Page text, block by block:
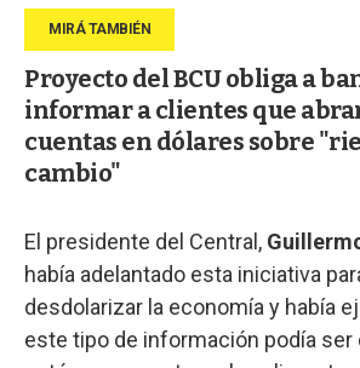
Proyecto del BCU obliga a
informar a clientes que
cuentas en dólares sobre
cambio"
El presidente del Central,
había adelantado esta iniciativa
desdolarizar la economía y había
este tipo de información podía ser